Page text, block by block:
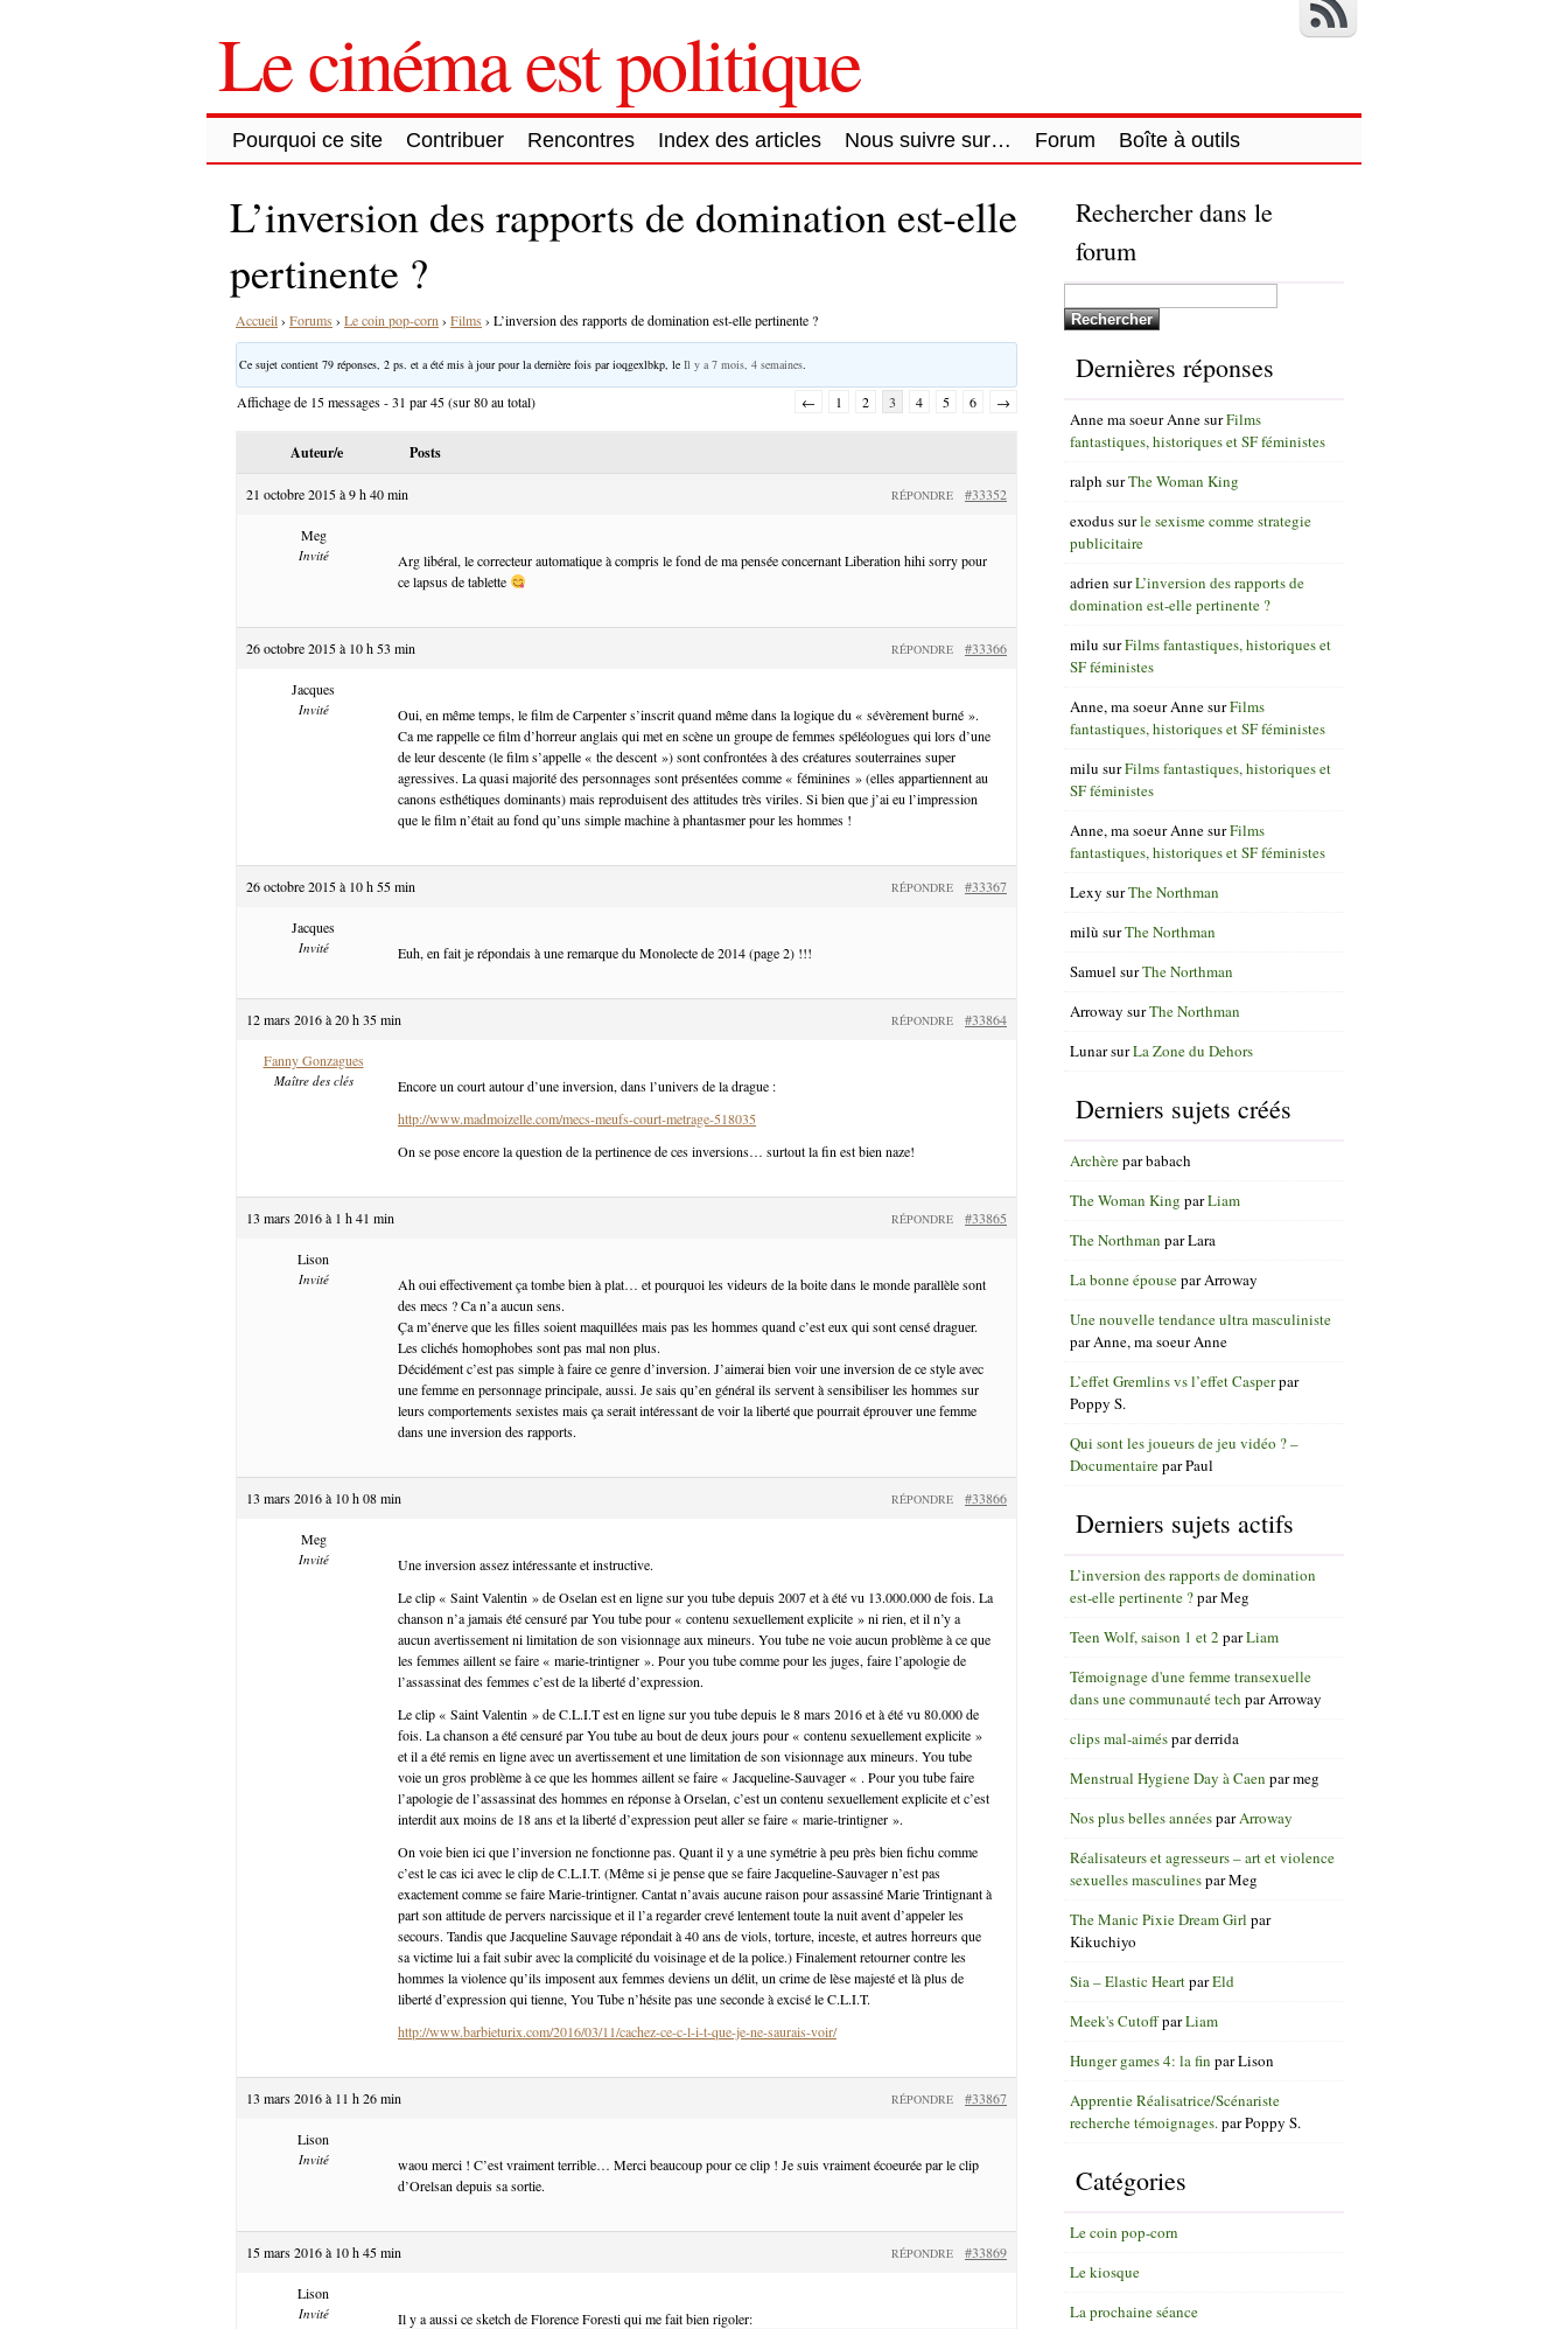
Le cinéma est politique
Pourquoi ce site Contribuer Rencontres Index des articles Nous suivre sur… Forum Boîte à outils
L’inversion des rapports de domination est-elle
pertinente ?
Accueil› Forums › Le coin pop-corn › Films › L’inversion des rapports de domination est-elle pertinente ?
Ce sujet contient 79 réponses, 2 ps. et a été mis à jour pour la dernière fois parioqgexlbkp , le Il y a 7 mois, 4 semaines
Affichage de 15 messages - 31 par 45 (sur 80 au total) ← 1 2 3 4 5 6 →
Auteur/e Posts
21 octobre 2015 à 9 h 40 min #33352
RÉPONDRE
Meg
Invité
Arg libéral, le correcteur automatique à compris le fond de ma pensée concernant Liberation hihi sorry pour
ce lapsus de tablette
26 octobre 2015 à 10 h 53 min #33366
RÉPONDRE
Jacques
Invité
Oui, en même temps, le film de Carpenter s’inscrit quand même dans la logique du « sévèrement burné ».
Ca me rappelle ce film d’horreur anglais qui met en scène un groupe de femmes spéléologues qui lors d’une
de leur descente (le film s’appelle « the descent ») sont confrontées à des créatures souterraines super
agressives. La quasi majorité des personnages sont présentées comme « féminines » (elles appartiennent au
canons esthétiques dominants) mais reproduisent des attitudes très viriles. Si bien que j’ai eu l’impression
que le film n’était au fond qu’uns simple machine à phantasmer pour les hommes !
26 octobre 2015 à 10 h 55 min #33367
RÉPONDRE
Jacques
Invité Euh, en fait je répondais à une remarque du Monolecte de 2014 (page 2) !!!
12 mars 2016 à 20 h 35 min #33864
RÉPONDRE
Fanny Gonzagues
Maître des clés
Encore un court autour d’une inversion, dans l’univers de la drague :
http://www.madmoizelle.com/mecs-meufs-court-metrage-518035
On se pose encore la question de la pertinence de ces inversions… surtout la fin est bien naze!
13 mars 2016 à 1 h 41 min #33865
RÉPONDRE
Lison
Invité
Ah oui effectivement ça tombe bien à plat… et pourquoi les videurs de la boite dans le monde parallèle sont
des mecs ? Ca n’a aucun sens.
Ça m’énerve que les filles soient maquillées mais pas les hommes quand c’est eux qui sont censé draguer.
Les clichés homophobes sont pas mal non plus.
Décidément c’est pas simple à faire ce genre d’inversion. J’aimerai bien voir une inversion de ce style avec
une femme en personnage principale, aussi. Je sais qu’en général ils servent à sensibiliser les hommes sur
leurs comportements sexistes mais ça serait intéressant de voir la liberté que pourrait éprouver une femme
dans une inversion des rapports.
13 mars 2016 à 10 h 08 min #33866
RÉPONDRE
Meg
Invité
Une inversion assez intéressante et instructive.
Le clip « Saint Valentin » de Oselan est en ligne sur you tube depuis 2007 et à été vu 13.000.000 de fois. La
chanson n’a jamais été censuré par You tube pour « contenu sexuellement explicite » ni rien, et il n’y a
aucun avertissement ni limitation de son visionnage aux mineurs. You tube ne voie aucun problème à ce que
les femmes aillent se faire « marie-trintigner ». Pour you tube comme pour les juges, faire l’apologie de
l’assassinat des femmes c’est de la liberté d’expression.
Le clip « Saint Valentin » de C.L.I.T est en ligne sur you tube depuis le 8 mars 2016 et à été vu 80.000 de
fois. La chanson a été censuré par You tube au bout de deux jours pour « contenu sexuellement explicite »
et il a été remis en ligne avec un avertissement et une limitation de son visionnage aux mineurs. You tube
voie un gros problème à ce que les hommes aillent se faire « Jacqueline-Sauvager « . Pour you tube faire
l’apologie de l’assassinat des hommes en réponse à Orselan, c’est un contenu sexuellement explicite et c’est
interdit aux moins de 18 ans et la liberté d’expression peut aller se faire « marie-trintigner ».
On voie bien ici que l’inversion ne fonctionne pas. Quant il y a une symétrie à peu près bien fichu comme
c’est le cas ici avec le clip de C.L.I.T. (Même si je pense que se faire Jacqueline-Sauvager n’est pas
exactement comme se faire Marie-trintigner. Cantat n’avais aucune raison pour assassiné Marie Trintignant à
part son attitude de pervers narcissique et il l’a regarder crevé lentement toute la nuit avent d’appeler les
secours. Tandis que Jacqueline Sauvage répondait à 40 ans de viols, torture, inceste, et autres horreurs que
sa victime lui a fait subir avec la complicité du voisinage et de la police.) Finalement retourner contre les
hommes la violence qu’ils imposent aux femmes deviens un délit, un crime de lèse majesté et là plus de
liberté d’expression qui tienne, You Tube n’hésite pas une seconde à excisé le C.L.I.T.
http://www.barbieturix.com/2016/03/11/cachez-ce-c-l-i-t-que-je-ne-saurais-voir/
13 mars 2016 à 11 h 26 min #33867
RÉPONDRE
Lison
Invité
waou merci ! C’est vraiment terrible… Merci beaucoup pour ce clip ! Je suis vraiment écoeurée par le clip
d’Orelsan depuis sa sortie.
15 mars 2016 à 10 h 45 min #33869
RÉPONDRE
Lison
Invité Il y a aussi ce sketch de Florence Foresti qui me fait bien rigoler:
Rechercher dans le
forum
Dernières réponses
Anne ma soeur AnnesurFilms
fantastiques, historiques et SF féministes
ralph surThe Woman King
exodussurle sexisme comme strategie
publicitaire
adrien surL’inversion des rapports de
domination est-elle pertinente ?
milu surFilms fantastiques, historiques et
SF féministes
Anne, ma soeur AnnesurFilms
fantastiques, historiques et SF féministes
milu surFilms fantastiques, historiques et
SF féministes
Anne, ma soeur AnnesurFilms
fantastiques, historiques et SF féministes
Lexy surThe Northman
milù surThe Northman
Samuel surThe Northman
Arroway surThe Northman
LunarsurLa Zone du Dehors
Derniers sujets créés
Archèreparbabach
The Woman King parLiam
The Northman parLara
La bonne épouseparArroway
Une nouvelle tendance ultra masculiniste
parAnne, ma soeur Anne
L’effet Gremlins vs l’effet Casperpar
Poppy S.
Qui sont les joueurs de jeu vidéo ? –
DocumentaireparPaul
Derniers sujets actifs
L’inversion des rapports de domination
est-elle pertinente ?parMeg
Teen Wolf, saison 1 et 2 parLiam
Témoignage d'une femme transexuelle
dans une communauté tech parArroway
clips mal-aimésparderrida
Menstrual Hygiene Day à Caen parmeg
Nos plus belles annéesparArroway
Réalisateurs et agresseurs – art et violence
sexuelles masculinesparMeg
The Manic Pixie Dream Girl par
Kikuchiyo
Sia – Elastic HeartparEld
Meek's CutoffparLiam
Hunger games 4: la fin parLison
Apprentie Réalisatrice/Scénariste
recherche témoignages. parPoppy S.
Catégories
Le coin pop-corn
Le kiosque
La prochaine séance